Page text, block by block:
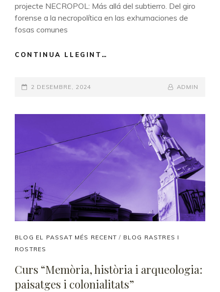
projecte NECROPOL: Más allá del subtierro. Del giro
forense a la necropolítica en las exhumaciones de
fosas comunes
CONTINUA LLEGINT…
ARQUEOLOGIA”
POSTED-
2 DESEMBRE, 2024
BY
BYLINE
ADMIN
CAT
LINKS
BLOG EL PASSAT MÉS RECENT / BLOG RASTRES I
ROSTRES
Curs “Memòria, història i arqueologia:
paisatges i colonialitats”